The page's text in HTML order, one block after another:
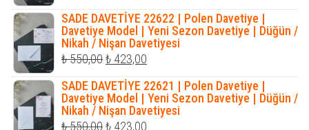
fiyat:
₺ 1.200,00.fiyat:
₺ 1.035,00.
SADE DAVETİYE 22622 | Polen Davetiye |
Davetiye Model | Yeni Sezon Davetiye | Düğün /
Nikah / Nişan Davetiyesi
₺550,00Orijinal
fiyat:
₺ 550,00.
₺ 423,00
fiyat:
₺ 423,00.
SADE DAVETİYE 22621 | Polen Davetiye |
Davetiye Model | Yeni Sezon Davetiye | Düğün /
Nikah / Nişan Davetiyesi
₺550,00Orijinal
₺ 423,00